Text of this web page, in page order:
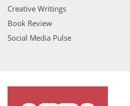
Creative Writings
Book Review
Social Media Pulse